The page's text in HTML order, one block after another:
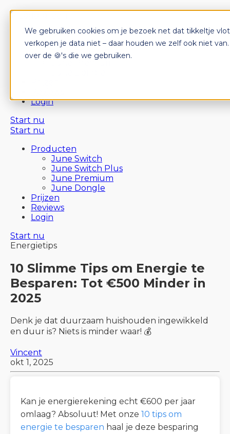
We gebruiken cookies om je bezoek net dat tikkeltje
verkopen je data niet – daar houden we zelf ook niet
over de 🍪's die we gebruiken.
Producten
June Switch
June Switch Plus
June Premium
Login
Start nu
Start nu
Producten
June Switch
June Switch Plus
June Premium
June Dongle
Prijzen
Reviews
Login
Start nu
Energietips
10 Slimme Tips om Energie te
Besparen: Tot €500 Minder in
2025
Denk je dat duurzaam huishouden ingewikkeld
en duur is? Niets is minder waar! 💰
Vincent
okt 1, 2025
Kan je energierekening echt €600 per jaar
omlaag? Absoluut! Met onze 10 tips om
energie te besparen haal je deze besparing